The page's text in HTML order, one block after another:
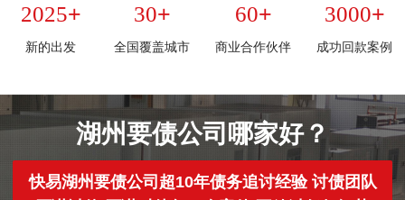
2025+
新的出发
30+
全国覆盖城市
60+
商业合作伙伴
3000+
成功回款案例
湖州要债公司哪家好？
快易湖州要债公司超10年债务追讨经验 讨债团队